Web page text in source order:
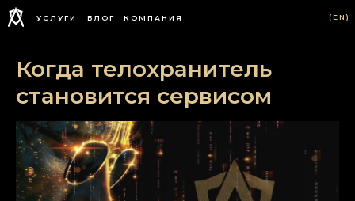
УСЛУГИ БЛОГ КОМПАНИЯ (EN)
Когда телохранитель
становится сервисом